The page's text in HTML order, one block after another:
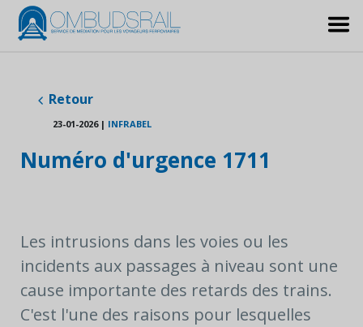
Retour
23-01-2026 | INFRABEL
Numéro d'urgence 1711
Les intrusions dans les voies ou les
incidents aux passages à niveau sont une
cause importante des retards des trains.
C'est l'une des raisons pour lesquelles